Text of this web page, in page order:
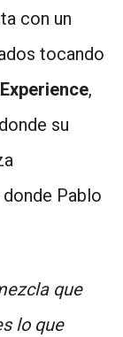
con un
tocando
,
su
Pablo
que
lo que